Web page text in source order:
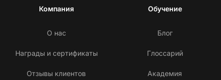
Компания
О нас
Награды и сертификаты
Отзывы клиентов
Обучение
Блог
Глоссарий
Академия